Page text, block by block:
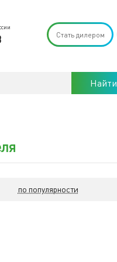
Стать дилером
Найти
по популярности